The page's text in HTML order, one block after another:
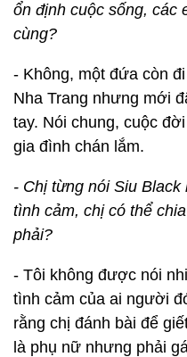
ổn định cuộc sống, các
cùng?
- Không, một đứa còn
Nha Trang nhưng mới
tay. Nói chung, cuộc
gia đình chán lắm.
- Chị từng nói Siu
tình cảm, chị có thể
phải?
- Tôi không được nói
tình cảm của ai người
rằng chị đánh bài để
là phụ nữ nhưng phải